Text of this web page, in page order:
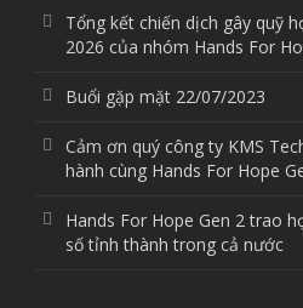
Tổng kết chiến dịch gây quỹ
2026 của nhóm Hands For
Buổi gặp mặt 22/07/2023
Cảm ơn quý công ty KMS
hành cùng Hands For Hope
Hands For Hope Gen 2 trao
số tỉnh thành trong cả nước